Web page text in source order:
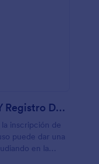
Inscripción De Estudiante Y Registro De Pago Cuota Escolar
inscripción de
puede dar una
en la